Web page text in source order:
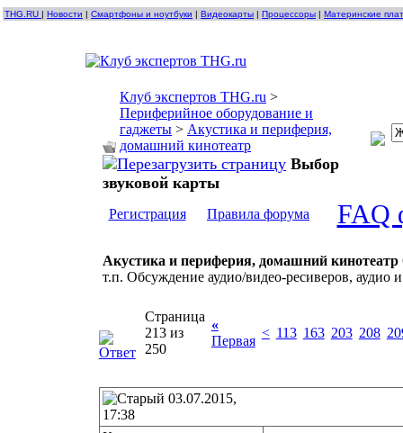
THG.RU | Новости | Смартфоны и ноутбуки | Видеокарты | Процессоры | Материнские
Клуб экспертов THG.ru >
Периферийное оборудование и
гаджеты > Акустика и периферия,
домашний кинотеатр
Выбор
звуковой карты
Регистрация Правила форума FAQ
Акустика и периферия, домашний кинотеатр
т.п. Обсуждение аудио/видео-ресиверов, аудио
Страница
213 из
250
«
Первая
< 113 163 203 208
03.07.2015,
17:38